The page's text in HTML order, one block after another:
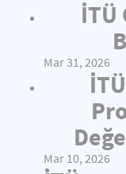
İTÜ
Mar 31, 2026
Mar 10, 2026